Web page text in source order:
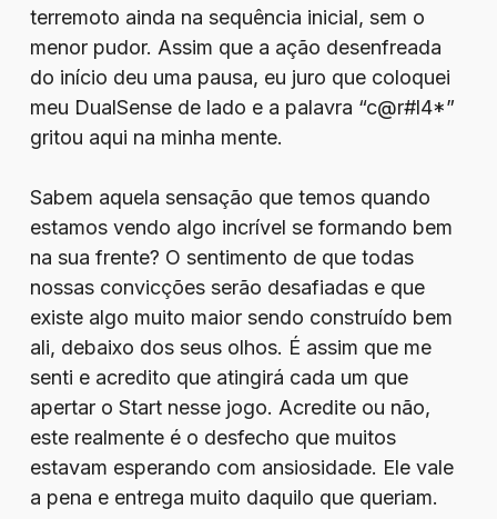
terremoto ainda na sequência inicial, sem o
menor pudor. Assim que a ação desenfreada
do início deu uma pausa, eu juro que coloquei
meu DualSense de lado e a palavra “c@r#l4*”
gritou aqui na minha mente.
Sabem aquela sensação que temos quando
estamos vendo algo incrível se formando bem
na sua frente? O sentimento de que todas
nossas convicções serão desafiadas e que
existe algo muito maior sendo construído bem
ali, debaixo dos seus olhos. É assim que me
senti e acredito que atingirá cada um que
apertar o Start nesse jogo. Acredite ou não,
este realmente é o desfecho que muitos
estavam esperando com ansiosidade. Ele vale
a pena e entrega muito daquilo que queriam.